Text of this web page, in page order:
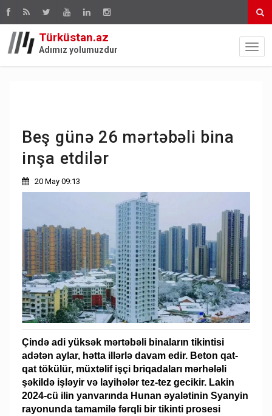
Türküstan.az
Adımız yolumuzdur
Beş günə 26 mərtəbəli bina
inşa etdilər
20 May 09:13
Çində adi yüksək mərtəbəli binaların tikintisi
adətən aylar, hətta illərlə davam edir. Beton qat-
qat tökülür, müxtəlif işçi briqadaları mərhələli
şəkildə işləyir və layihələr tez-tez gecikir. Lakin
2024-cü ilin yanvarında Hunan əyalətinin Syanyin
rayonunda tamamilə fərqli bir tikinti prosesi